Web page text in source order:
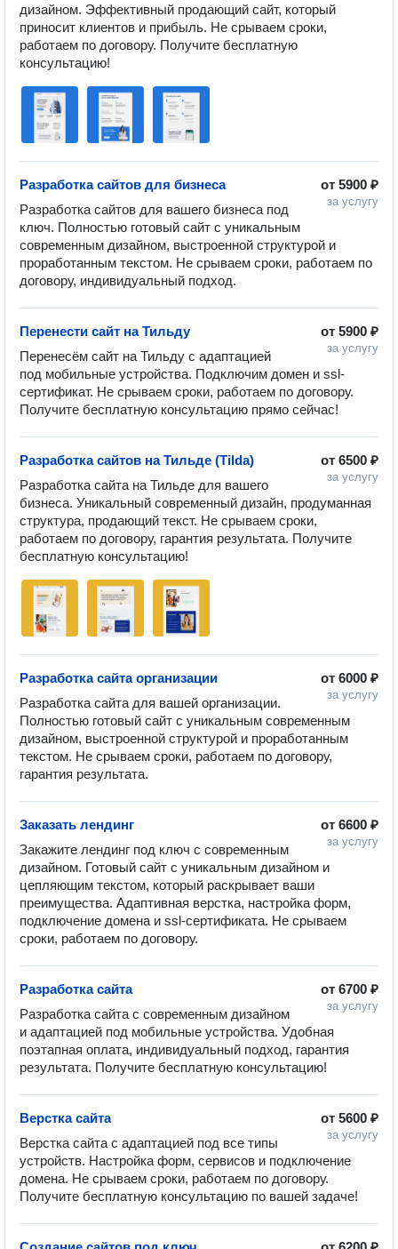
дизайном. Эффективный продающий сайт, который
приносит клиентов и прибыль. Не срываем сроки,
работаем по договору. Получите бесплатную
консультацию!
от 5900 ₽
за услугу
Разработка сайтов для бизнеса
Разработка сайтов для вашего бизнеса под
ключ. Полностью готовый сайт с уникальным
современным дизайном, выстроенной структурой и
проработанным текстом. Не срываем сроки, работаем по
договору, индивидуальный подход.
от 5900 ₽
за услугу
Перенести сайт на Тильду
Перенесём сайт на Тильду с адаптацией
под мобильные устройства. Подключим домен и ssl-
сертификат. Не срываем сроки, работаем по договору.
Получите бесплатную консультацию прямо сейчас!
от 6500 ₽
за услугу
Разработка сайтов на Тильде (Tilda)
Разработка сайта на Тильде для вашего
бизнеса. Уникальный современный дизайн, продуманная
структура, продающий текст. Не срываем сроки,
работаем по договору, гарантия результата. Получите
бесплатную консультацию!
от 6000 ₽
за услугу
Разработка сайта организации
Разработка сайта для вашей организации.
Полностью готовый сайт с уникальным современным
дизайном, выстроенной структурой и проработанным
текстом. Не срываем сроки, работаем по договору,
гарантия результата.
от 6600 ₽
за услугу
Заказать лендинг
Закажите лендинг под ключ с современным
дизайном. Готовый сайт с уникальным дизайном и
цепляющим текстом, который раскрывает ваши
преимущества. Адаптивная верстка, настройка форм,
подключение домена и ssl-сертификата. Не срываем
сроки, работаем по договору.
от 6700 ₽
за услугу
Разработка сайта
Разработка сайта с современным дизайном
и адаптацией под мобильные устройства. Удобная
поэтапная оплата, индивидуальный подход, гарантия
результата. Получите бесплатную консультацию!
от 5600 ₽
за услугу
Верстка сайта
Верстка сайта с адаптацией под все типы
устройств. Настройка форм, сервисов и подключение
домена. Не срываем сроки, работаем по договору.
Получите бесплатную консультацию по вашей задаче!